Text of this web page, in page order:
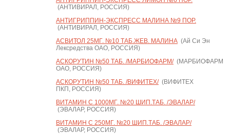
(АНТИВИРАЛ, РОССИЯ)
АНТИГРИППИН-ЭКСПРЕСС МАЛИНА №9 ПОР.
(АНТИВИРАЛ, РОССИЯ)
АСВИТОЛ 25МГ. №10 ТАБ.ЖЕВ. МАЛИНА(Ай Си Эн
Лексредства ОАО, РОССИЯ)
АСКОРУТИН №50 ТАБ. /МАРБИОФАРМ/(МАРБИОФАРМ
ОАО, РОССИЯ)
АСКОРУТИН №50 ТАБ. /ВИФИТЕХ/(ВИФИТЕХ
ПКП, РОССИЯ)
ВИТАМИН С 1000МГ. №20 ШИП.ТАБ. /ЭВАЛАР/
(ЭВАЛАР, РОССИЯ)
ВИТАМИН С 250МГ. №20 ШИП.ТАБ. /ЭВАЛАР/
(ЭВАЛАР, РОССИЯ)